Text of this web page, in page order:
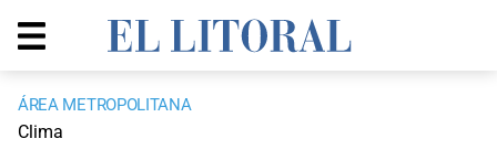
ÁREA METROPOLITANA
Clima